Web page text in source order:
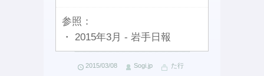
参照：
・ 2015年3月 - 岩手日報
2015/03/08 Sogi.jp た行